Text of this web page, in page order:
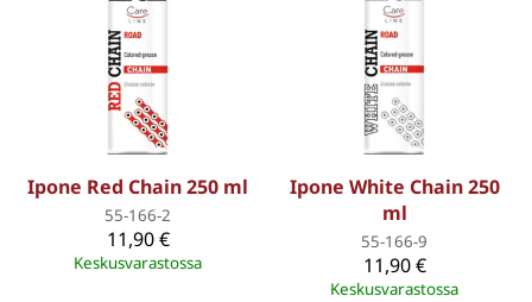
Ipone Red Chain 250 ml
55-166-2
11,90 €
Keskusvarastossa
Ipone White Chain 250
ml
55-166-9
11,90 €
Keskusvarastossa